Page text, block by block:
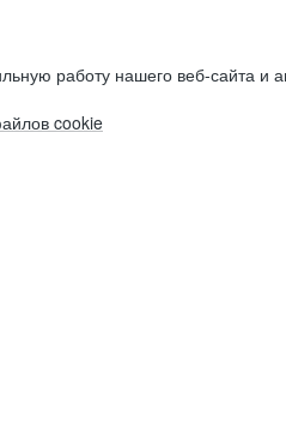
работу нашего веб-сайта и
cookie